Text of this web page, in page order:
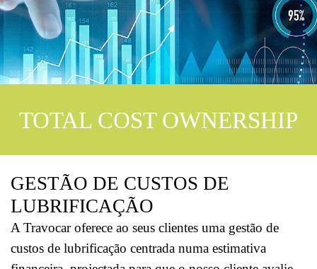
TOTAL COST OWNERSHIP
GESTÃO DE CUSTOS DE
LUBRIFICAÇÃO
A Travocar oferece ao seus clientes uma gestão de
custos de lubrificação centrada numa estimativa